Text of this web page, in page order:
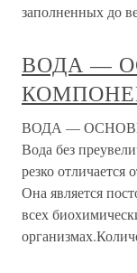
заполненных до
ВОДА —
ВОДА —
Вода без
резко отличается
Она является
всех